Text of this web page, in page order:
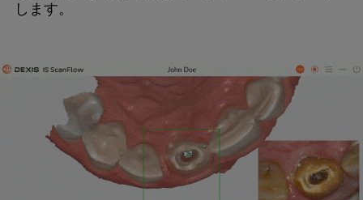
します。